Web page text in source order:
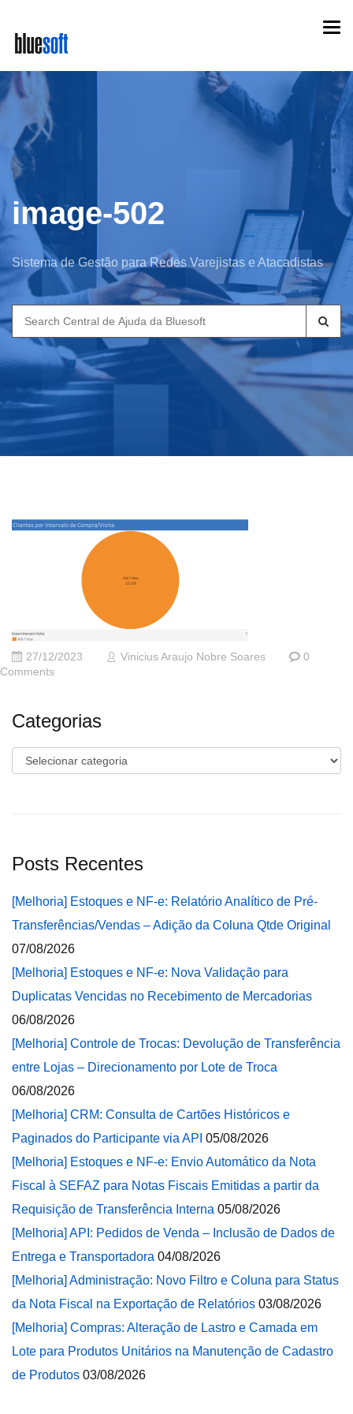
main
content
image-502
Sistema de Gestão para Redes Varejistas e Atacadistas
Search
for:
27/12/2023 Vinicius Araujo Nobre Soares
0
Comments
Categorias
Categorias
Posts Recentes
[Melhoria] Estoques e NF-e: Relatório Analítico de Pré-
Transferências/Vendas – Adição da Coluna Qtde Original
07/08/2026
[Melhoria] Estoques e NF-e: Nova Validação para
Duplicatas Vencidas no Recebimento de Mercadorias
06/08/2026
[Melhoria] Controle de Trocas: Devolução de Transferência
entre Lojas – Direcionamento por Lote de Troca
06/08/2026
[Melhoria] CRM: Consulta de Cartões Históricos e
Paginados do Participante via API 05/08/2026
[Melhoria] Estoques e NF-e: Envio Automático da Nota
Fiscal à SEFAZ para Notas Fiscais Emitidas a partir da
Requisição de Transferência Interna 05/08/2026
[Melhoria] API: Pedidos de Venda – Inclusão de Dados de
Entrega e Transportadora 04/08/2026
[Melhoria] Administração: Novo Filtro e Coluna para Status
da Nota Fiscal na Exportação de Relatórios 03/08/2026
[Melhoria] Compras: Alteração de Lastro e Camada em
Lote para Produtos Unitários na Manutenção de Cadastro
de Produtos 03/08/2026